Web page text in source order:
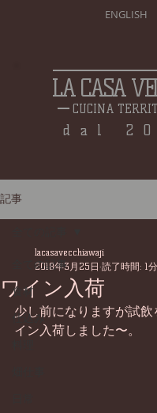
ENGLISH
LA CASA
CUCINA
dal
記事
全ての記事
食材
仕込み
ワイン入荷
lacasavecchiawaji
2018年3月25日 読了時間: 1分
少し前になりますが試飲
イン入荷しました〜。